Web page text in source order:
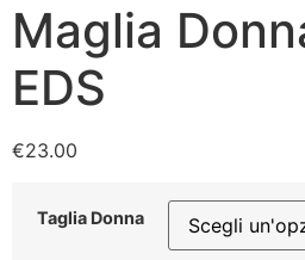
Maglia
EDS
€23.00
Taglia Donna